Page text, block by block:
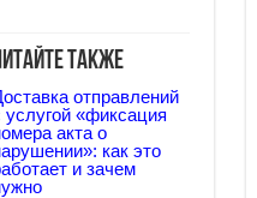
также
отправлений
услугой «фиксация
акта о
как это
и зачем